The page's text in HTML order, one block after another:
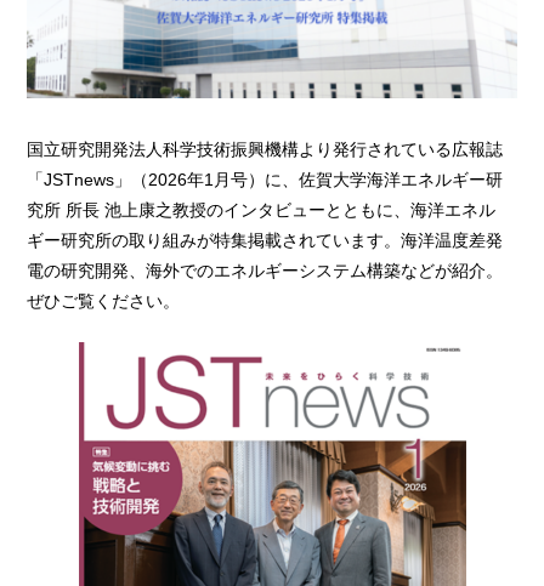
国立研究開発法人科学技術振興機構より発行されている広報誌
「JSTnews」（2026年1月号）に、佐賀大学海洋エネルギー研
究所 所長 池上康之教授のインタビューとともに、海洋エネル
ギー研究所の取り組みが特集掲載されています。海洋温度差発
電の研究開発、海外でのエネルギーシステム構築などが紹介。
ぜひご覧ください。